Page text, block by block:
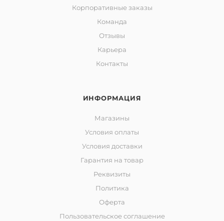
Корпоративные заказы
Команда
Отзывы
Карьера
Контакты
ИНФОРМАЦИЯ
Магазины
Условия оплаты
Условия доставки
Гарантия на товар
Реквизиты
Политика
Оферта
Пользовательское соглашение